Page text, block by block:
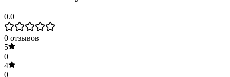
0.0
0 отзывов
5
0
4
0